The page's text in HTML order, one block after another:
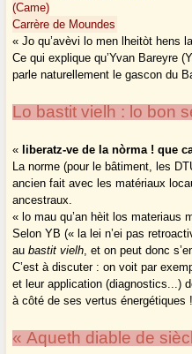
(Came)
Carrère de Moundes
« Jo qu’avèvi lo men lheitòt hens
Ce qui explique qu’Yvan Bareyre
parle naturellement le gascon du
Lo bastit vielh : lo bon
« liberatz-ve de la nòrma ! que
La norme (pour le bâtiment, les
ancien fait avec les matériaux
ancestraux.
« lo mau qu’an hèit los materiaus
Selon YB (« la lei n’ei pas
aubastit vielh, et on peut donc
C’est à discuter : on voit par
et leur application (diagnostics...)
à côté de ses vertus énergétiques !
« Aqueth diable de